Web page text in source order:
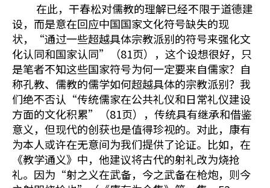
在此，干春松对儒教的理解已经不限于道德建
设，而是意在回应中国国家文化符号缺失的现
状，“通过一些超越具体宗教派别的符号来强化文
化认同和国家认同”（81页），这个设想很好，只
是笔者不知这些国家符号为何一定要来自儒家？自
称孔教、儒教的儒学如何超越具体的宗教派别？我
们绝不否认“传统儒家在公共礼仪和日常礼仪建设
方面的文化积累”（81页），传统具有继承和借鉴
意义，但现代的创获也是值得珍视的。对此，康有
为本人或许在无意间为我们提供了论证。比如，在
《教学通义》中，他建议将古代的射礼改为烧抢
礼。因为“射之义在武备，今之武备在枪炮，则今